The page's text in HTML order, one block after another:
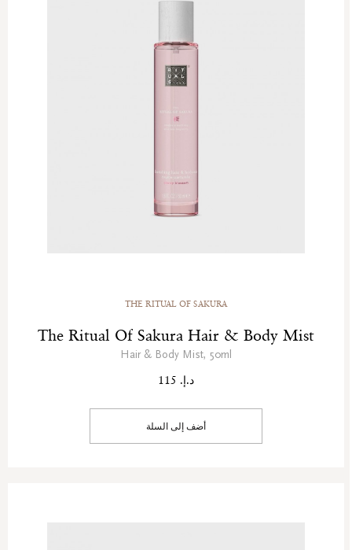
THE RITUAL OF SAKURA
The Ritual Of Sakura Hair & Body Mist
Hair & Body Mist, 50ml
د.إ. 115
أضف إلى السلة